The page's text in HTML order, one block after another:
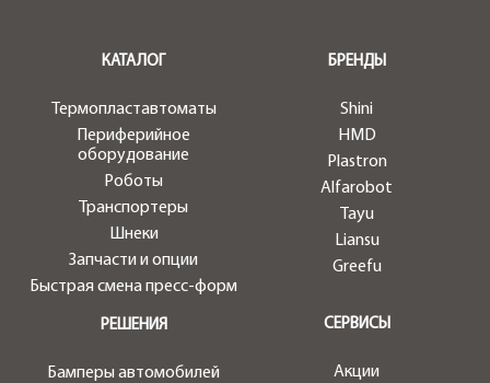
КАТАЛОГ
Термопластавтоматы
Периферийное
оборудование
Роботы
Транспортеры
Шнеки
Запчасти и опции
Быстрая смена пресс-форм
БРЕНДЫ
Shini
HMD
Plastron
Alfarobot
Tayu
Liansu
Greefu
СЕРВИСЫ
Акции
РЕШЕНИЯ
Бамперы автомобилей